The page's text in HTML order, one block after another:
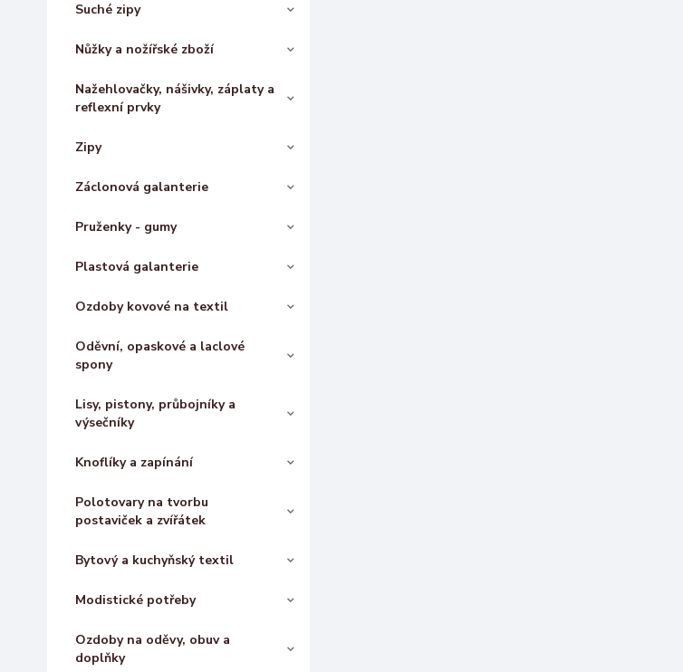
Suché zipy
Nůžky a nožířské zboží
Nažehlovačky, nášivky, záplaty a
reflexní prvky
Zipy
Záclonová galanterie
Pruženky - gumy
Plastová galanterie
Ozdoby kovové na textil
Oděvní, opaskové a laclové
spony
Lisy, pistony, průbojníky a
výsečníky
Knoflíky a zapínání
Polotovary na tvorbu
postaviček a zvířátek
Bytový a kuchyňský textil
Modistické potřeby
Ozdoby na oděvy, obuv a
doplňky